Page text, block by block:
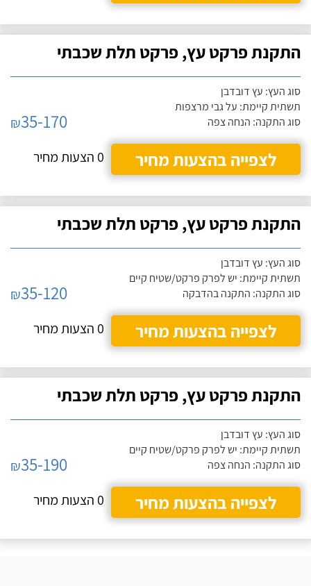
התקנת פרקט עץ, פרקט תלת שכבתי
סוג העץ: עץ דובדבן
תשתית קיימת: על גבי מרצפות
סוג התקנה: הנחה צפה
₪35-170
לצפייה בהצעות מחיר
0 הצעות מחיר
התקנת פרקט עץ, פרקט תלת שכבתי
סוג העץ: עץ דובדבן
תשתית קיימת: יש לפרק פרקט/שטיח קיים
סוג התקנה: התקנה בהדבקה
₪35-120
לצפייה בהצעות מחיר
0 הצעות מחיר
התקנת פרקט עץ, פרקט תלת שכבתי
סוג העץ: עץ דובדבן
תשתית קיימת: יש לפרק פרקט/שטיח קיים
סוג התקנה: הנחה צפה
₪35-190
לצפייה בהצעות מחיר
0 הצעות מחיר